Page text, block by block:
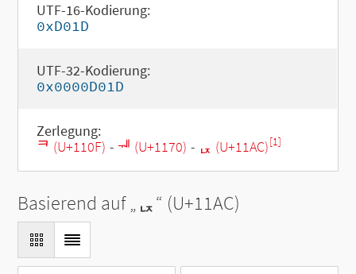
UTF-16-Kodierung:
0xD01D
UTF-32-Kodierung:
0x0000D01D
Zerlegung:
ᄏ (U+110F) - ᅰ (U+1170) - ᆬ (U+11AC)[1]
Basierend auf „ᆬ“ (U+11AC)